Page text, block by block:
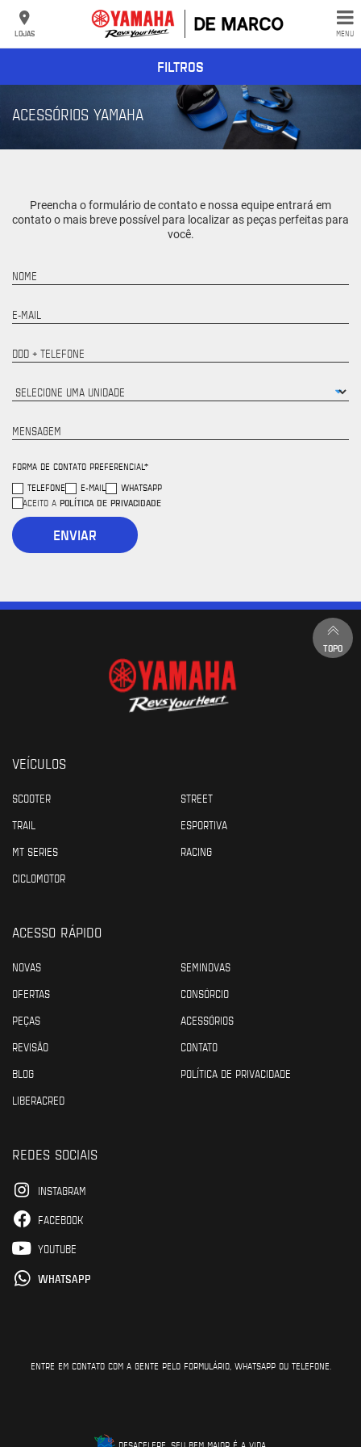
LOJAS MENU
FILTROS
ACESSÓRIOS YAMAHA
Preencha o formulário de contato e nossa equipe entrará em
contato o mais breve possível para localizar as peças perfeitas para
você.
NOME
E-MAIL
DDD + TELEFONE
MENSAGEM
FORMA DE CONTATO PREFERENCIAL*
TELEFONE
E-MAIL
WHATSAPP
ACEITO A POLÍTICA DE PRIVACIDADE
ENVIAR
TOPO
VEÍCULOS
SCOOTER
STREET
TRAIL
ESPORTIVA
MT SERIES
RACING
CICLOMOTOR
ACESSO RÁPIDO
NOVAS
SEMINOVAS
OFERTAS
CONSÓRCIO
PEÇAS
ACESSÓRIOS
REVISÃO
CONTATO
BLOG
POLÍTICA DE PRIVACIDADE
LIBERACRED
REDES SOCIAIS
INSTAGRAM
FACEBOOK
YOUTUBE
WHATSAPP
ENTRE EM CONTATO COM A GENTE PELO FORMULÁRIO, WHATSAPP OU TELEFONE.